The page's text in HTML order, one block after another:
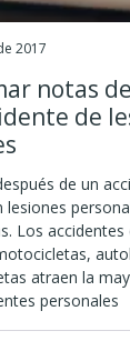
and
process.
notas
de
de un
lesiones
Los accidentes
atraen la
personales
2017